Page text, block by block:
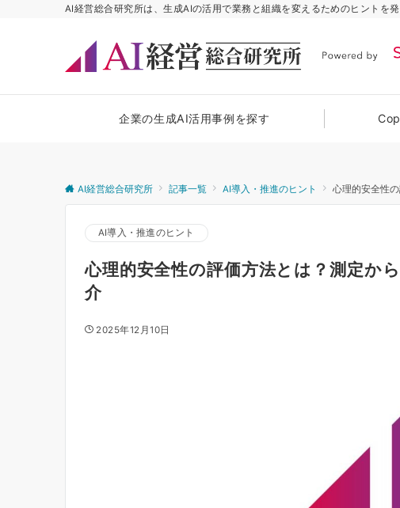
AI経営総合研究所は、生成AIの活用で業務と組織を変えるためのヒントを
企業の生成AI活用事例を探す
AI経営総合研究所 記事一覧 AI導入・推進のヒント 心理的安全性
AI導入・推進のヒント
心理的安全性の評価方法とは？測定か
介
2025年12月10日